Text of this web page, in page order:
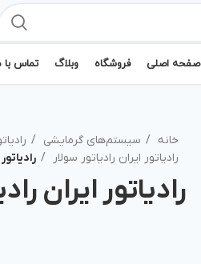
صفحه اصلی فروشگاه وبلاگ تماس با
خانه سیستم‌های گرمایشی
رادیاتور ایران رادیاتور سولار
رادیاتور
رادیاتور ایران